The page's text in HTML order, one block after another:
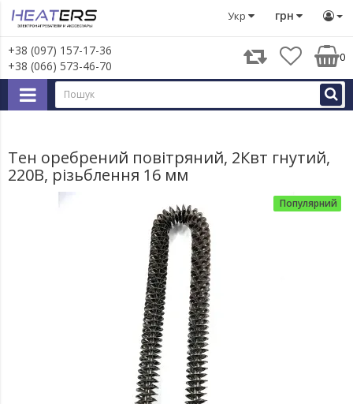
грн
Укр
+38 (097) 157-17-36
+38 (066) 573-46-70
0
Тени Тен оребрений повітряний, 2Квт гнутий, 220В,
Тен оребрений повітряний, 2Квт гнутий,
220В, різьблення 16 мм
Популярний